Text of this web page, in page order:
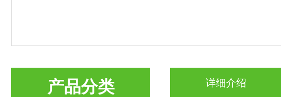
产品分类 详细介绍